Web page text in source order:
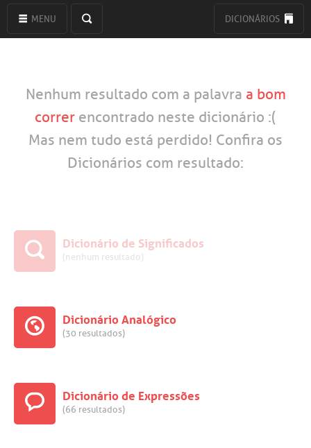
MENU DICIONÁRIOS
Nenhum resultado com a palavra a bom
correr encontrado neste dicionário :(
Mas nem tudo está perdido! Confira os
Dicionários com resultado:
Dicionário de Significados
(nenhum resultado)
Dicionário Analógico
(30 resultados)
Dicionário de Expressões
(66 resultados)